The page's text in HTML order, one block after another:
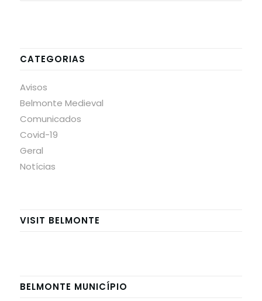
CATEGORIAS
Avisos
Belmonte Medieval
Comunicados
Covid-19
Geral
Notícias
VISIT BELMONTE
BELMONTE MUNICÍPIO